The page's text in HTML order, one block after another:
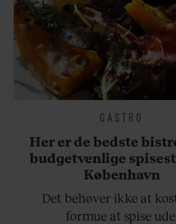
GASTRO
Her er de bedste
budgetvenlige
København
Det behøver ikke at
formue at spise ude.